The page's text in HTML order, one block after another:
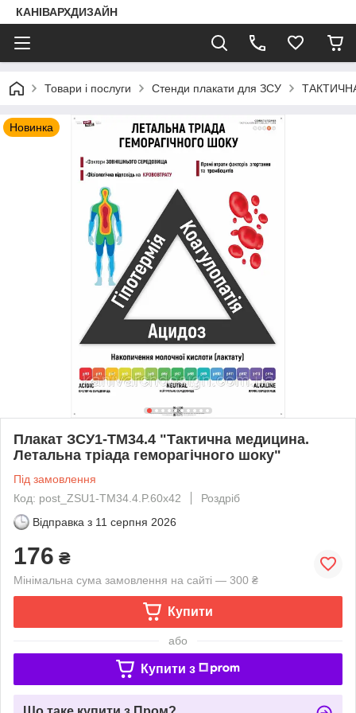
КАНІВАРХДИЗАЙН
Товари і послуги Стенди плакати для ЗСУ
Новинка
Плакат ЗСУ1-ТМ34.4 "Тактична медицина.
Летальна тріада геморагічного шоку"
Під замовлення
Код: post_ZSU1-TM34.4.P.60x42
Роздріб
Відправка з 11 серпня 2026
176 ₴
Мінімальна сума замовлення на сайті — 300 ₴
Купити
або
Купити з